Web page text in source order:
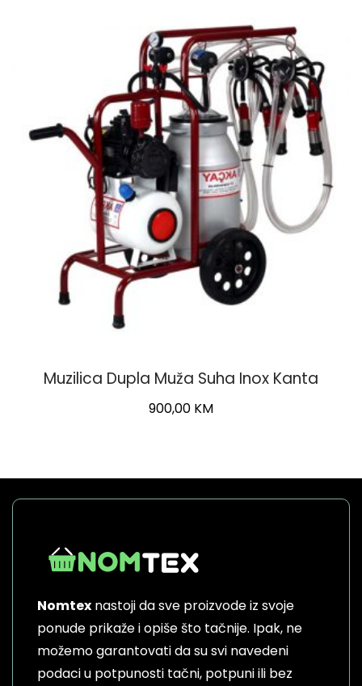
Muzilica Dupla Muža Suha Inox Kanta
900,00 KM
Nomtex nastoji da sve proizvode iz svoje
ponude prikaže i opiše što tačnije. Ipak, ne
možemo garantovati da su svi navedeni
podaci u potpunosti tačni, potpuni ili bez